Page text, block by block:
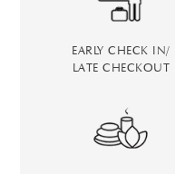
EARLY CHECK IN/
LATE CHECKOUT